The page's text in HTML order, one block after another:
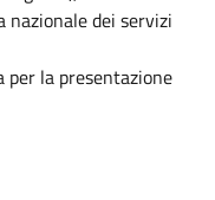
nazionale dei servizi
la presentazione